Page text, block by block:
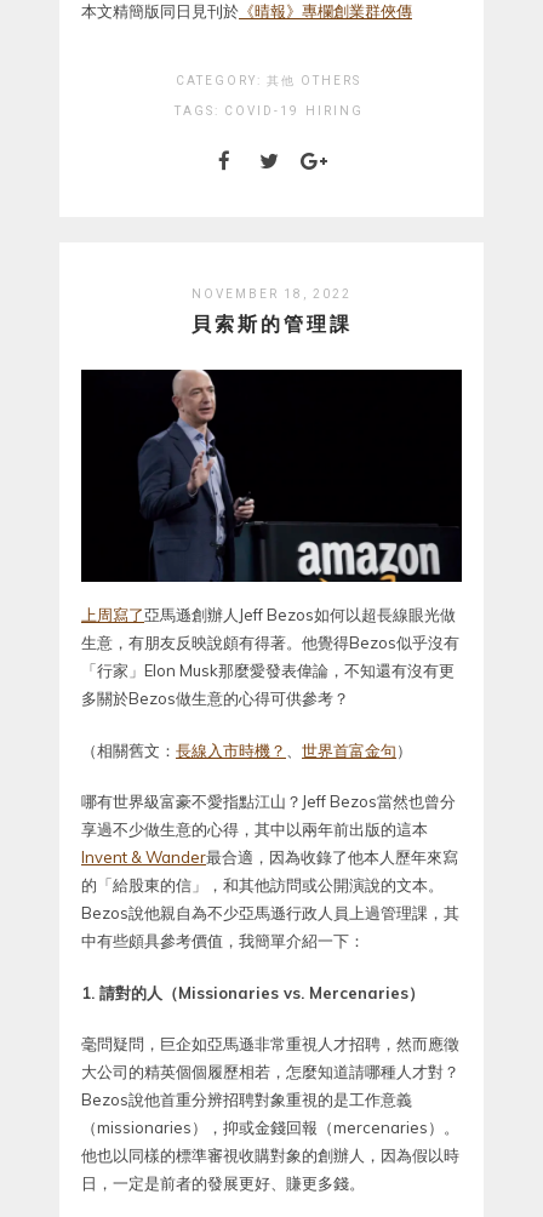
本文精簡版同日見刊於 《晴報》專欄創業群俠傳
CATEGORY: 其他 OTHERS
TAGS: COVID-19 HIRING
NOVEMBER 18, 2022
貝索斯的管理課
上周寫了亞馬遜創辦人Jeff Bezos如何以超長線眼光做
生意，有朋友反映說頗有得著。他覺得Bezos似乎沒有
「行家」Elon Musk那麼愛發表偉論，不知還有沒有更
多關於Bezos做生意的心得可供參考？
（相關舊文： 長線入市時機？ 世界首富金句）
哪有世界級富豪不愛指點江山？Jeff Bezos當然也曾分
享過不少做生意的心得，其中以兩年前出版的這本
Invent & Wander最合適，因為收錄了他本人歷年來寫
的「給股東的信」，和其他訪問或公開演說的文本。
Bezos說他親自為不少亞馬遜行政人員上過管理課，其
中有些頗具參考價值，我簡單介紹一下：
1. 請對的人（Missionaries vs. Mercenaries）
毫問疑問，巨企如亞馬遜非常重視人才招聘，然而應徵
大公司的精英個個履歷相若，怎麼知道請哪種人才對？
Bezos說他首重分辨招聘對象重視的是工作意義
（missionaries），抑或金錢回報（mercenaries）。
他也以同樣的標準審視收購對象的創辦人，因為假以時
日，一定是前者的發展更好、賺更多錢。